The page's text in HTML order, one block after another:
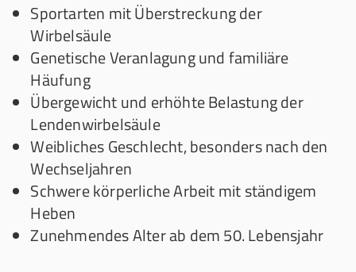
Sportarten mit Überstreckung der
Wirbelsäule
Genetische Veranlagung und familiäre
Häufung
Übergewicht und erhöhte Belastung der
Lendenwirbelsäule
Weibliches Geschlecht, besonders nach den
Wechseljahren
Schwere körperliche Arbeit mit ständigem
Heben
Zunehmendes Alter ab dem 50. Lebensjahr